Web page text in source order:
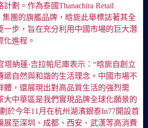
劃。作為泰國Thanachira Retail
集團的旗艦品牌，晗旎此舉標誌著其全
一步，旨在充分利用中國市場的巨大潛
化進程。
塔納蓬·吉拉帕尼庫表示：“晗旎自創立
遞自然與和諧的生活理念。中國市場不
體，還展現出對高品質生活的強烈需
大中華區是我們實現品牌全球化願景的
於今年11月在杭州湖濱銀泰In77開設首
展至深圳、成都、西安、武漢等高消費